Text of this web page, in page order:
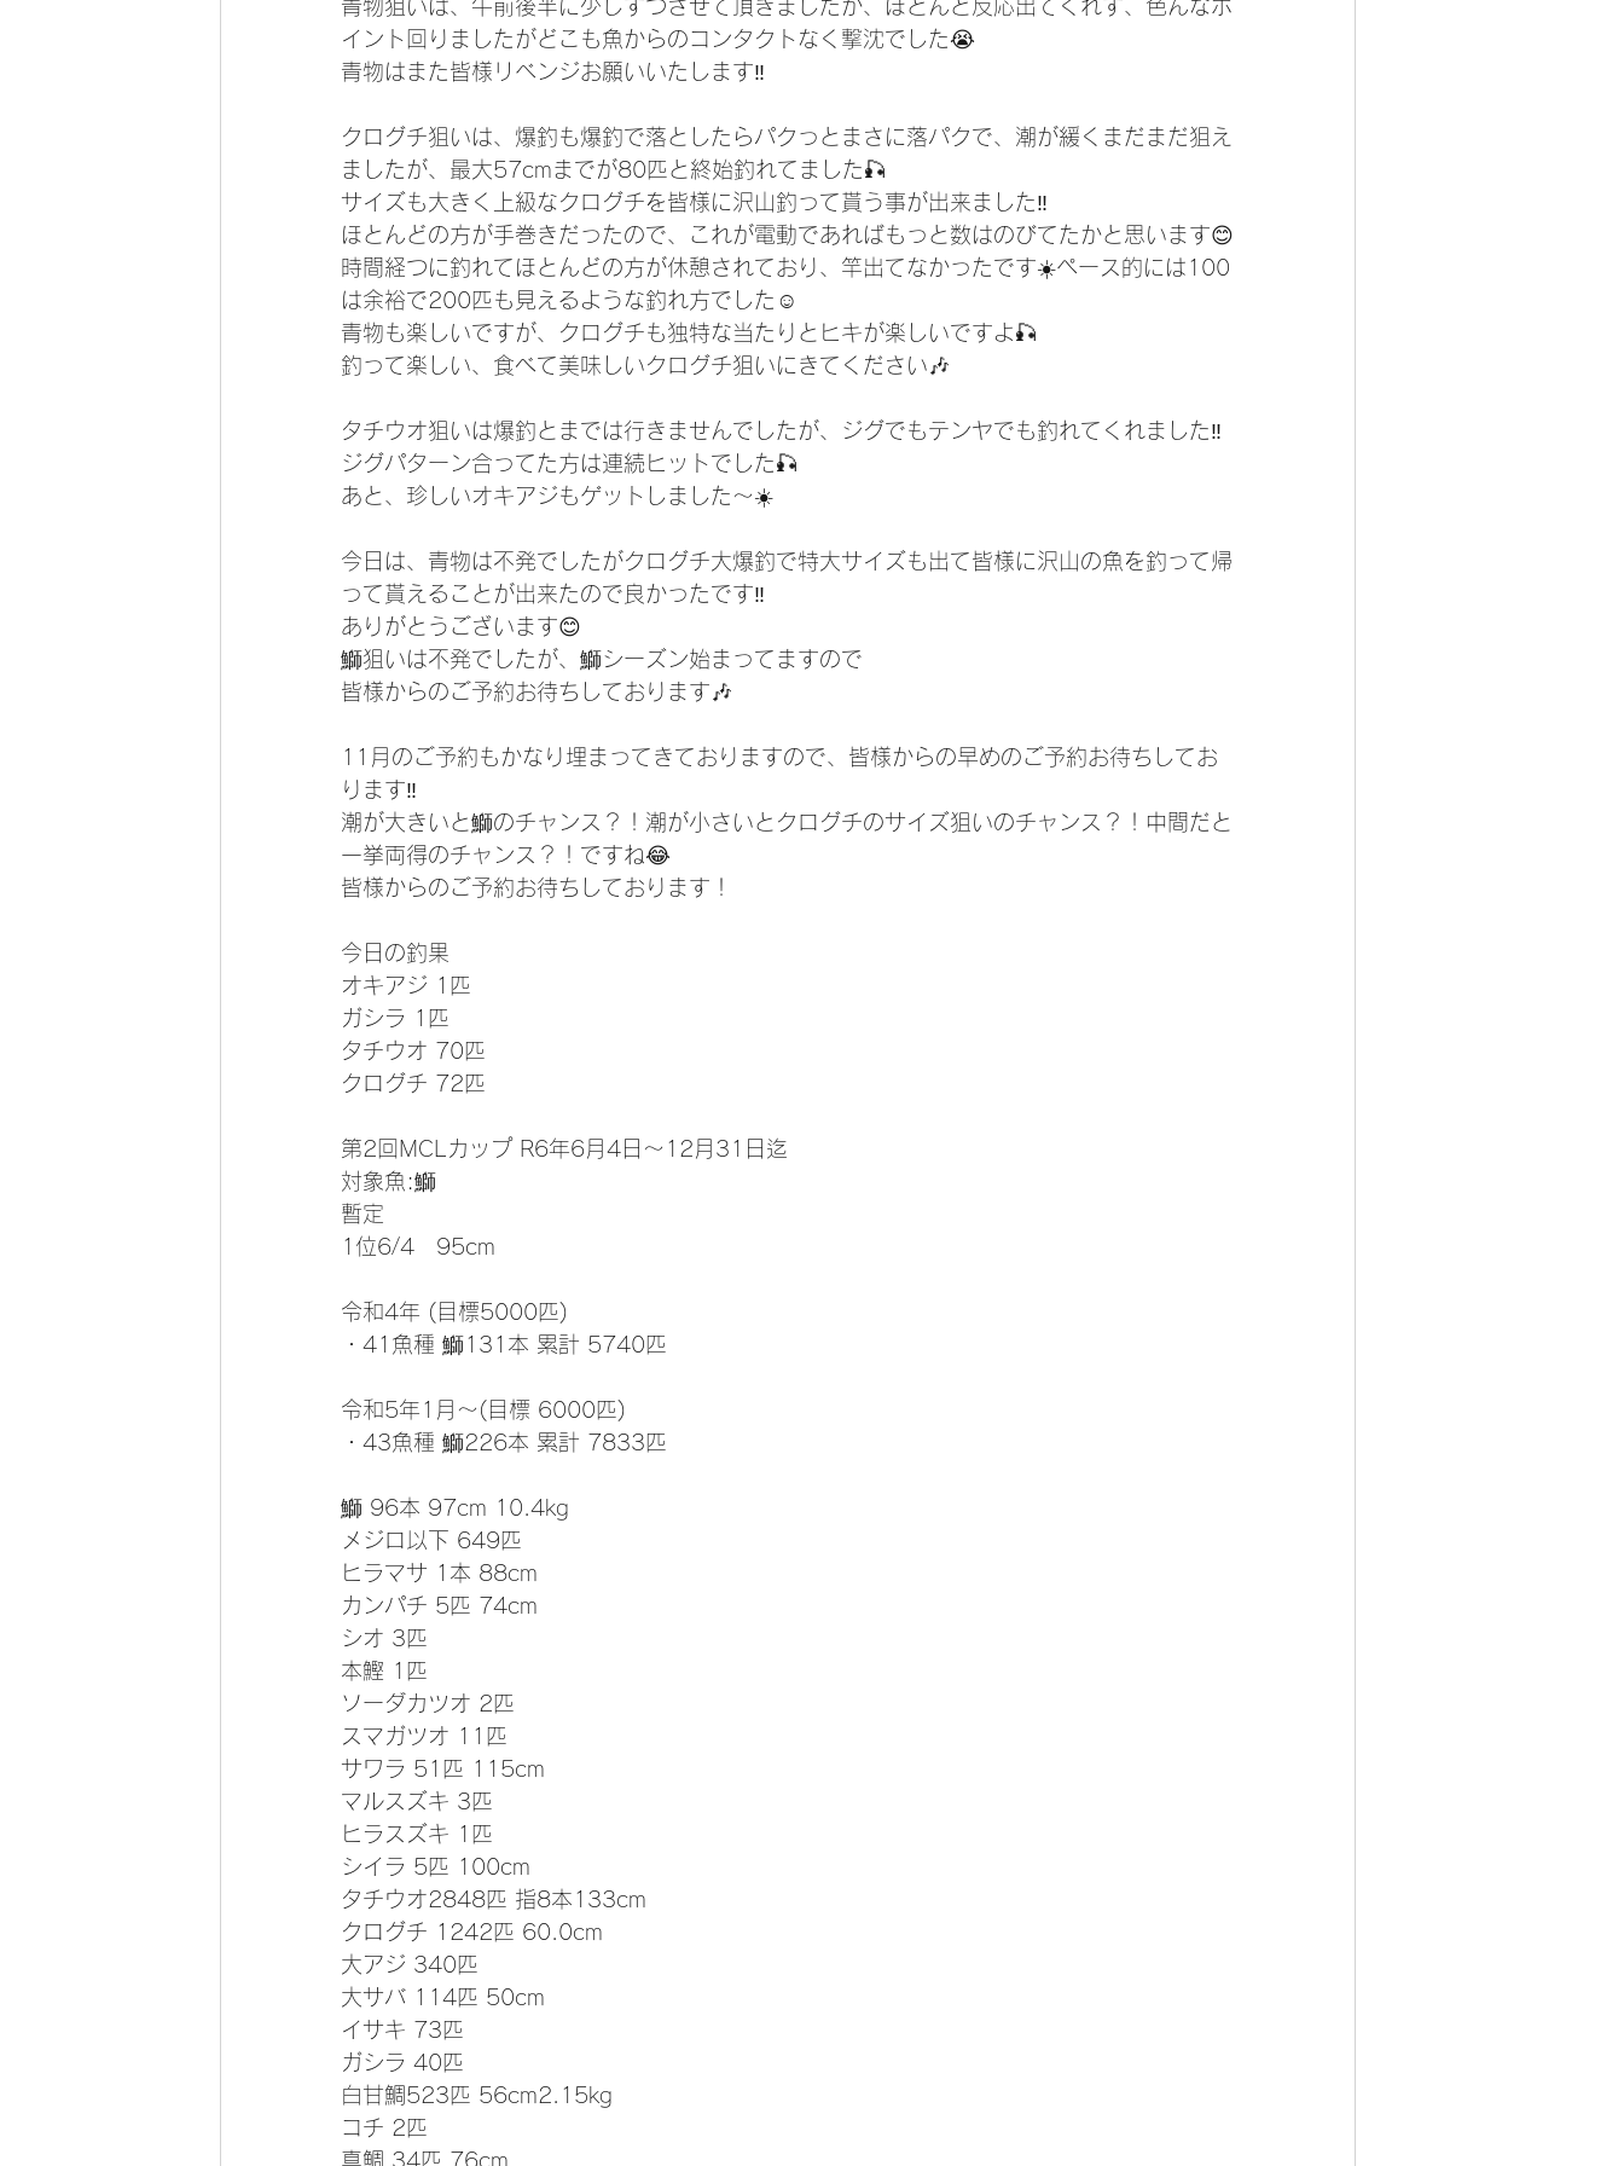
青物狙いは、午前後半に少しずつさせて頂きましたが、ほとんど反応出てくれず、色んなポ
イント回りましたがどこも魚からのコンタクトなく撃沈でした😭
青物はまた皆様リベンジお願いいたします‼️
クログチ狙いは、爆釣も爆釣で落としたらパクっとまさに落パクで、潮が緩くまだまだ狙え
ましたが、最大57cmまでが80匹と終始釣れてました🎣
サイズも大きく上級なクログチを皆様に沢山釣って貰う事が出来ました‼️
ほとんどの方が手巻きだったので、これが電動であればもっと数はのびてたかと思います😊
時間経つに釣れてほとんどの方が休憩されており、竿出てなかったです☀️ペース的には100
は余裕で200匹も見えるような釣れ方でした☺️
青物も楽しいですが、クログチも独特な当たりとヒキが楽しいですよ🎣
釣って楽しい、食べて美味しいクログチ狙いにきてください🎶
タチウオ狙いは爆釣とまでは行きませんでしたが、ジグでもテンヤでも釣れてくれました‼️
ジグパターン合ってた方は連続ヒットでした🎣
あと、珍しいオキアジもゲットしました〜☀️
今日は、青物は不発でしたがクログチ大爆釣で特大サイズも出て皆様に沢山の魚を釣って帰
って貰えることが出来たので良かったです‼️
ありがとうございます😊
鰤狙いは不発でしたが、鰤シーズン始まってますので
皆様からのご予約お待ちしております🎶
11月のご予約もかなり埋まってきておりますので、皆様からの早めのご予約お待ちしてお
ります‼️
潮が大きいと鰤のチャンス？！潮が小さいとクログチのサイズ狙いのチャンス？！中間だと
一挙両得のチャンス？！ですね😂
皆様からのご予約お待ちしております！
今日の釣果
オキアジ 1匹
ガシラ 1匹
タチウオ 70匹
クログチ 72匹
第2回MCLカップ R6年6月4日～12月31日迄
対象魚:鰤
暫定
1位6/4   95cm
令和4年 (目標5000匹)
・41魚種 鰤131本 累計 5740匹
令和5年1月～(目標 6000匹)
・43魚種 鰤226本 累計 7833匹
鰤 96本 97cm 10.4kg
メジロ以下 649匹
ヒラマサ 1本 88cm
カンパチ 5匹 74cm
シオ 3匹
本鰹 1匹
ソーダカツオ 2匹
スマガツオ 11匹
サワラ 51匹 115cm
マルスズキ 3匹
ヒラスズキ 1匹
シイラ 5匹 100cm
タチウオ2848匹 指8本133cm
クログチ 1242匹 60.0cm
大アジ 340匹
大サバ 114匹 50cm
イサキ 73匹
ガシラ 40匹
白甘鯛523匹 56cm2.15kg
コチ 2匹
真鯛 34匹 76cm